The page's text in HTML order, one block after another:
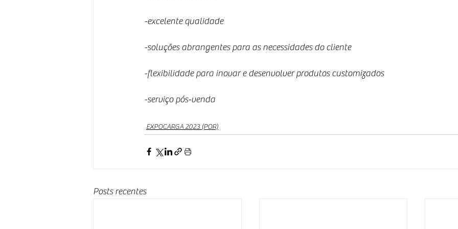
-excelente qualidade
-soluções abrangentes para as necessidades do cliente
-flexibilidade para inovar e desenvolver produtos customizados
-serviço pós-venda
EXPOCARGA 2023 (POR)
Posts recentes